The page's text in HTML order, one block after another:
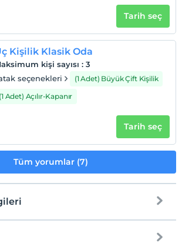
Tarih seç
Kişilik Klasik Oda
kişi sayısı : 3
seçenekleri
(1 Adet) Büyük Çift Kişilik
(1 Adet) Açılır-Kapanır
Tarih seç
Tüm yorumlar (7)